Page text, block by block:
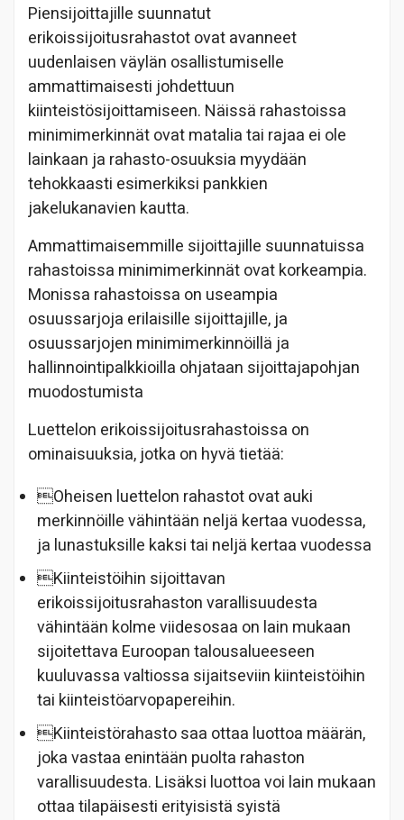
Piensijoittajille suunnatut
erikoissijoitusrahastot ovat avanneet
uudenlaisen väylän osallistumiselle
ammattimaisesti johdettuun
kiinteistösijoittamiseen. Näissä rahastoissa
minimimerkinnät ovat matalia tai rajaa ei ole
lainkaan ja rahasto-osuuksia myydään
tehokkaasti esimerkiksi pankkien
jakelukanavien kautta.
Ammattimaisemmille sijoittajille suunnatuissa
rahastoissa minimimerkinnät ovat korkeampia.
Monissa rahastoissa on useampia
osuussarjoja erilaisille sijoittajille, ja
osuussarjojen minimimerkinnöillä ja
hallinnointipalkkioilla ohjataan sijoittajapohjan
muodostumista
Luettelon erikoissijoitusrahastoissa on
ominaisuuksia, jotka on hyvä tietää:
Oheisen luettelon rahastot ovat auki
merkinnöille vähintään neljä kertaa vuodessa,
ja lunastuksille kaksi tai neljä kertaa vuodessa
Kiinteistöihin sijoittavan
erikoissijoitusrahaston varallisuudesta
vähintään kolme viidesosaa on lain mukaan
sijoitettava Euroopan talousalueeseen
kuuluvassa valtiossa sijaitseviin kiinteistöihin
tai kiinteistöarvopapereihin.
Kiinteistörahasto saa ottaa luottoa määrän,
joka vastaa enintään puolta rahaston
varallisuudesta. Lisäksi luottoa voi lain mukaan
ottaa tilapäisesti erityisistä syistä